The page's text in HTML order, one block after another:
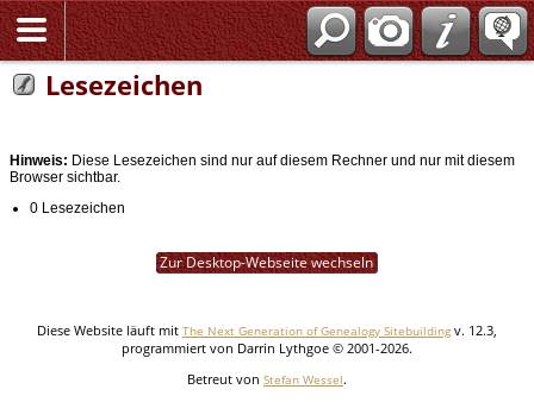
Lesezeichen
Hinweis: Diese Lesezeichen sind nur auf diesem Rechner und nur mit diesem
Browser sichtbar.
0 Lesezeichen
Zur Desktop-Webseite wechseln
Diese Website läuft mit The Next Generation of Genealogy Sitebuilding v. 12.3,
programmiert von Darrin Lythgoe © 2001-2026.
Betreut von Stefan Wessel.